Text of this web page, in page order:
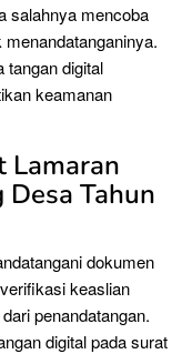
salahnya mencoba
tangan digital
keamanan
Lamaran
Tahun
dokumen
keaslian
penandatangan.
digital pada surat